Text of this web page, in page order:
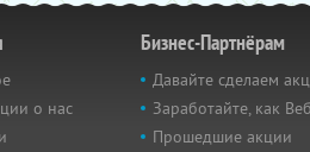
о нас
Бизнес-Партнёрам
Давайте сделаем
Заработайте, как
Прошедшие акции